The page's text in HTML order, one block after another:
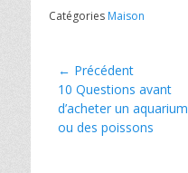
Catégories Maison
Navigation
de
l’article
← Précédent
Article
précédent :
10 Questions avant
d’acheter un aquarium
ou des poissons